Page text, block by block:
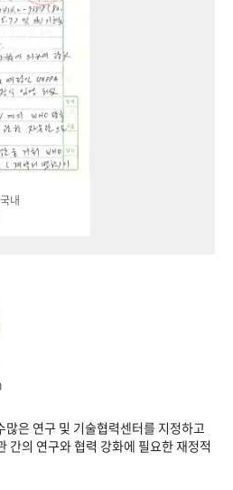
내
은 연구 및 기술협력센터를 지정하고
간의 연구와 협력 강화에 필요한 재정적